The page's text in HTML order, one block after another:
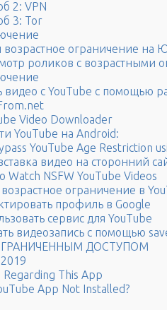
2: VPN
3: Tor
возрастное ограничение на
роликов с возрастными
видео с YouTube с помощью
Video Downloader
YouTube на Android:
YouTube Age Restriction
видео на сторонний
Watch NSFW YouTube Videos
ограничение в
профиль в Google
сервис для YouTube
видеозапись с помощью
ДОСТУПОМ
Regarding This App
App Not Installed?